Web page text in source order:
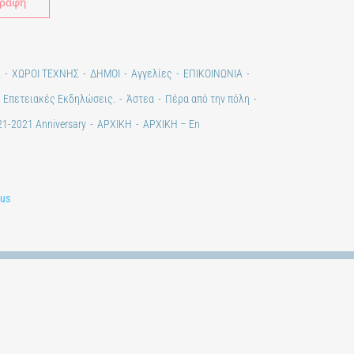
ΧΩΡΟΙ ΤΕΧΝΗΣ ΔΗΜΟΙ Αγγελίες
ΕΠΙΚΟΙΝΩΝΙΑ
Εκδηλώσεις. Άστεα
Πέρα από την πόλη
2021 Anniversary ΑΡΧΙΚΗ ΑΡΧΙΚΗ – En